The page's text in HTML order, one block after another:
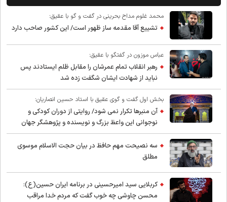
محمد غلوم مداح بحرینی در گفت و گو با عقیق:
تشییع آقا مقدمه ساز ظهور است/ این کشور صاحب دارد
عباس موزون در گفتگو با عقیق:
رهبر انقلاب تمام عمرشان را مقابل ظلم ایستادند پس
نباید از شهادت ایشان شگفت زده شد
بخش اول گفت و گوی عقیق با استاد حسین انصاریان:
آن منبرها تکرار نمی شود/ روایتی از دوران کودکی و
نوجوانی این واعظ بزرگ و نویسنده و پژوهشگر جهان
اسلام
سه نصیحت مهم حافظ در بیان حجت الاسلام موسوی
مطلق
کربلایی سید امیر‌حسینی در برنامه ایران حسین(ع):
محسن چاوشی چه خوب گفت که مردم خدا مراقب